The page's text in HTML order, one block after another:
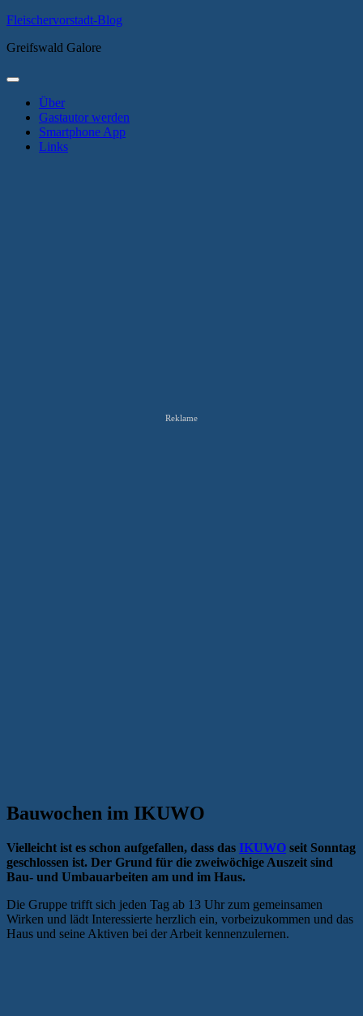
Zum
springen
Fleischervorstadt-Blog
Greifswald Galore
Primäres
Über
Gastautor werden
Smartphone App
Links
Reklame
Bauwochen im IKUWO
Vielleicht ist es schon aufgefallen, dass das IKUWO seit Sonntag
geschlossen ist. Der Grund für die zweiwöchige Auszeit sind
Bau- und Umbauarbeiten am und im Haus.
Die Gruppe trifft sich jeden Tag ab 13 Uhr zum gemeinsamen
Wirken und lädt Interessierte herzlich ein, vorbeizukommen und das
Haus und seine Aktiven bei der Arbeit kennenzulernen.